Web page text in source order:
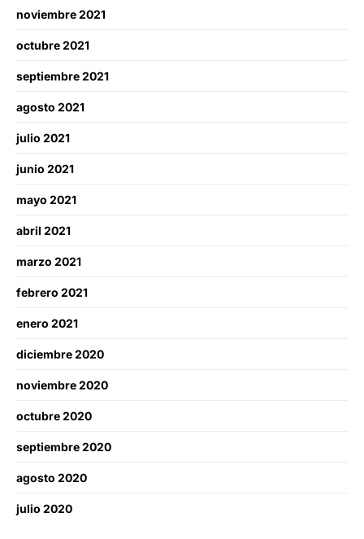
noviembre 2021
octubre 2021
septiembre 2021
agosto 2021
julio 2021
junio 2021
mayo 2021
abril 2021
marzo 2021
febrero 2021
enero 2021
diciembre 2020
noviembre 2020
octubre 2020
septiembre 2020
agosto 2020
julio 2020